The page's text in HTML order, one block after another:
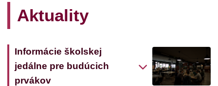
Aktuality
Informácie školskej
jedálne pre budúcich
prvákov